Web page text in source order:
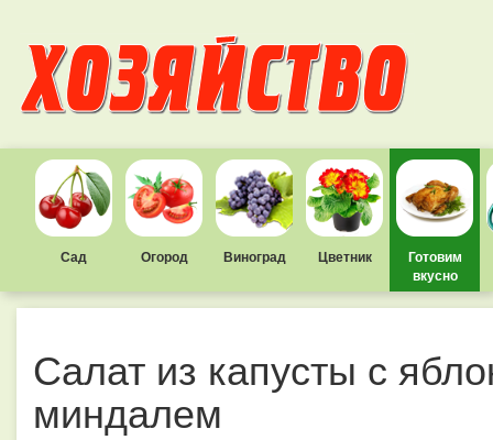
Сад Огород Виноград Цветник
Готовим
вкусно
Салат из капусты с
миндалем